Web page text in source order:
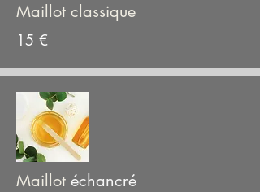
Maillot classique
15 €
Maillot échancré